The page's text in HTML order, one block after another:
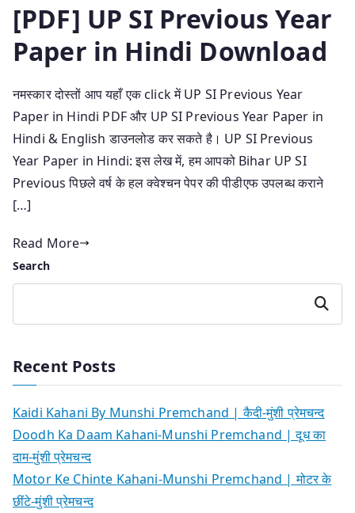
[PDF] UP SI Previous Year
Paper in Hindi Download
नमस्कार दोस्तों आप यहाँ एक click में UP SI Previous Year
Paper in Hindi PDF और UP SI Previous Year Paper in
Hindi & English डाउनलोड कर सकते है। UP SI Previous
Year Paper in Hindi: इस लेख में, हम आपको Bihar UP SI
Previous पिछले वर्ष के हल क्वेश्चन पेपर की पीडीएफ उपलब्ध कराने
[…]
Read More
Search
Search
Recent Posts
Kaidi Kahani By Munshi Premchand | कैदी-मुंशी प्रेमचन्द
Doodh Ka Daam Kahani-Munshi Premchand | दूध का
दाम-मुंशी प्रेमचन्द
Motor Ke Chinte Kahani-Munshi Premchand | मोटर के
छींटे-मुंशी प्रेमचन्द